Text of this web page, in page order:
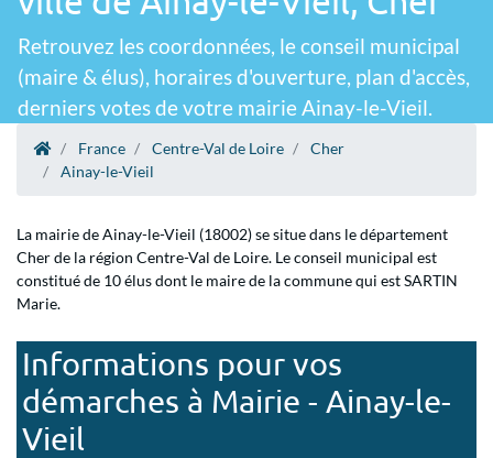
Retrouvez les coordonnées, le conseil municipal
(maire & élus), horaires d'ouverture, plan d'accès,
derniers votes de votre mairie Ainay-le-Vieil.
France Centre-Val de Loire
Cher
Ainay-le-Vieil
La mairie de Ainay-le-Vieil (18002) se situe dans le département
Cher de la région Centre-Val de Loire. Le conseil municipal est
constitué de 10 élus dont le maire de la commune qui est SARTIN
Marie.
Informations pour vos
démarches à Mairie - Ainay-le-
Vieil